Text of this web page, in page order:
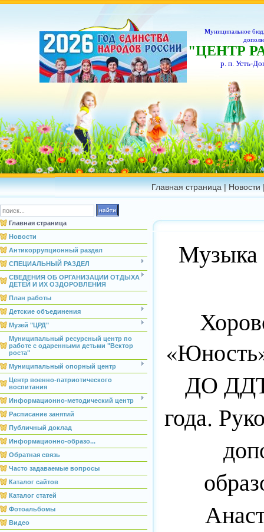
муниципальное
"ЦЕНТР
р. п. Усть-
Главная страница|Новости
Главная страница
Новости
Антикоррупционный раздел
СПЕЦИАЛЬНЫЙ РАЗДЕЛ
СВЕДЕНИЯ ОБ ОРГАНИЗАЦИИ ОТДЫХА
ДЕТЕЙ И ИХ ОЗДОРОВЛЕНИЯ
План работы
Детские объединения
Музей "ЦРД"
Муниципальный ресурсный центр по
работе с одаренными детьми "Вектор
роста"
Муниципальный опорный центр
Центр военно-патриотического
воспитания
Информационно-методический центр
Расписание занятий
Публичный доклад
Информационно-образо...
Обратная связь
Часто задаваемые вопросы
Каталог сайтов
Каталог статей
Фотоальбомы
Видео
Музыка
ДО ДДТ
года.